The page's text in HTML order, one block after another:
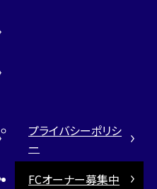
プライバシーポリシ
ー
FCオーナー募集中